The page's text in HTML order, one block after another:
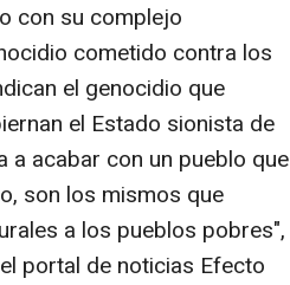
con su complejo
cometido contra los
el genocidio que
el Estado sionista de
a acabar con un pueblo que
son los mismos que
a los pueblos pobres",
portal de noticias Efecto